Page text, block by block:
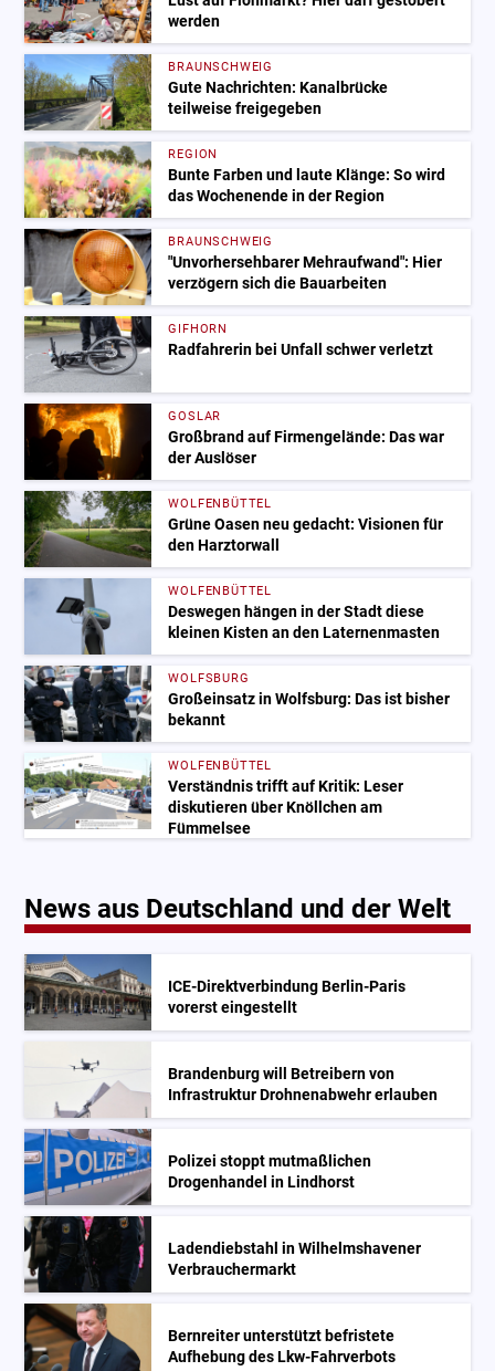
werden
BRAUNSCHWEIG
Gute Nachrichten: Kanalbrücke
teilweise freigegeben
REGION
Bunte Farben und laute Klänge: So wird
das Wochenende in der Region
BRAUNSCHWEIG
"Unvorhersehbarer Mehraufwand": Hier
verzögern sich die Bauarbeiten
GIFHORN
Radfahrerin bei Unfall schwer verletzt
GOSLAR
Großbrand auf Firmengelände: Das war
der Auslöser
WOLFENBÜTTEL
Grüne Oasen neu gedacht: Visionen für
den Harztorwall
WOLFENBÜTTEL
Deswegen hängen in der Stadt diese
kleinen Kisten an den Laternenmasten
WOLFSBURG
Großeinsatz in Wolfsburg: Das ist bisher
bekannt
WOLFENBÜTTEL
Verständnis trifft auf Kritik: Leser
diskutieren über Knöllchen am
Fümmelsee
News aus Deutschland und der Welt
ICE-Direktverbindung Berlin-Paris
vorerst eingestellt
Brandenburg will Betreibern von
Infrastruktur Drohnenabwehr erlauben
Polizei stoppt mutmaßlichen
Drogenhandel in Lindhorst
Ladendiebstahl in Wilhelmshavener
Verbrauchermarkt
Bernreiter unterstützt befristete
Aufhebung des Lkw-Fahrverbots